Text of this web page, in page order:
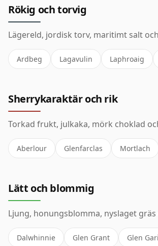
Rökig och torvig
Lägereld, jordisk torv, maritimt salt
Ardbeg Lagavulin Laphroaig
Sherrykaraktär och rik
Torkad frukt, julkaka, mörk choklad
Aberlour Glenfarclas Mortlach
Lätt och blommig
Ljung, honungsblomma, nyslaget
Dalwhinnie Glen Grant Glen